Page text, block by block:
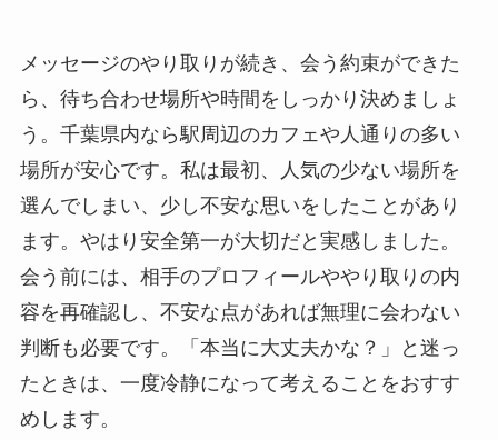
メッセージのやり取りが続き、会う約束ができた
ら、待ち合わせ場所や時間をしっかり決めましょ
う。千葉県内なら駅周辺のカフェや人通りの多い
場所が安心です。私は最初、人気の少ない場所を
選んでしまい、少し不安な思いをしたことがあり
ます。やはり安全第一が大切だと実感しました。
会う前には、相手のプロフィールややり取りの内
容を再確認し、不安な点があれば無理に会わない
判断も必要です。「本当に大丈夫かな？」と迷っ
たときは、一度冷静になって考えることをおすす
めします。